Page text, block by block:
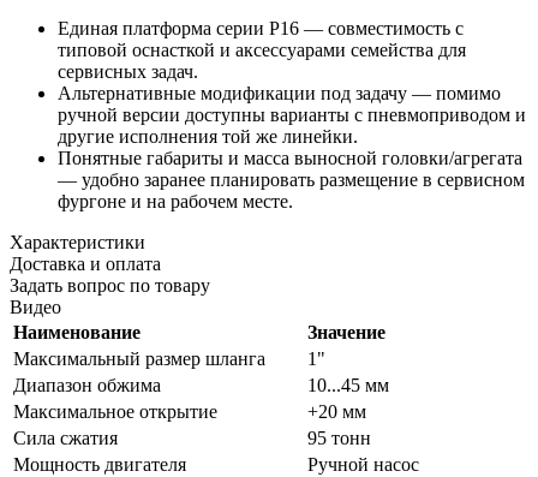
Единая платформа серии P16 — совместимость с
типовой оснасткой и аксессуарами семейства для
сервисных задач.
Альтернативные модификации под задачу — помимо
ручной версии доступны варианты с пневмоприводом и
другие исполнения той же линейки.
Понятные габариты и масса выносной головки/агрегата
— удобно заранее планировать размещение в сервисном
фургоне и на рабочем месте.
Характеристики
Доставка и оплата
Задать вопрос по товару
Видео
Наименование
Значение
Максимальный размер шланга
1"
Диапазон обжима
10...45 мм
Максимальное открытие
+20 мм
Сила сжатия
95 тонн
Мощность двигателя
Ручной насос